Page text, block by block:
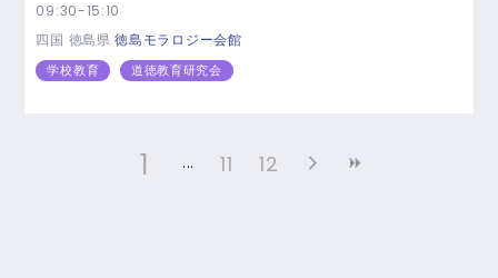
09:30-15:10
四国 徳島県徳島モラロジー会館
学校教育 道徳教育研究会
1 11 12